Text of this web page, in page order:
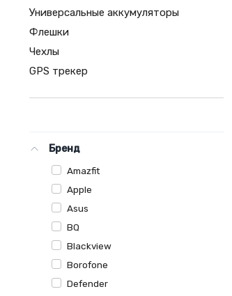
Универсальные аккумуляторы
Флешки
Чехлы
GPS трекер
Бренд
Amazfit
Apple
Asus
BQ
Blackview
Borofone
Defender